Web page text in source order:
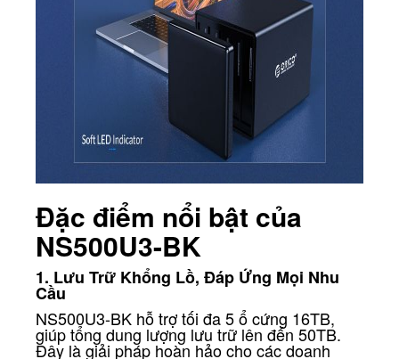
Đặc điểm nổi bật của
NS500U3-BK
1. Lưu Trữ Khổng Lồ, Đáp Ứng Mọi Nhu
Cầu
NS500U3-BK hỗ trợ tối đa 5 ổ cứng 16TB,
giúp tổng dung lượng lưu trữ lên đến 50TB.
Đây là giải pháp hoàn hảo cho các doanh